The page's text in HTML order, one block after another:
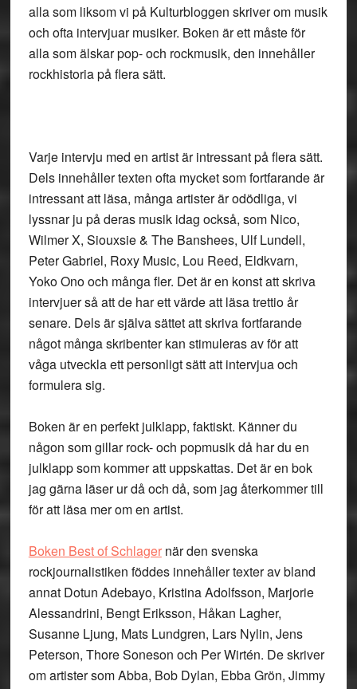
alla som liksom vi på Kulturbloggen skriver om musik
och ofta intervjuar musiker. Boken är ett måste för
alla som älskar pop- och rockmusik, den innehåller
rockhistoria på flera sätt.
Varje intervju med en artist är intressant på flera sätt.
Dels innehåller texten ofta mycket som fortfarande är
intressant att läsa, många artister är odödliga, vi
lyssnar ju på deras musik idag också, som Nico,
Wilmer X, Siouxsie & The Banshees, Ulf Lundell,
Peter Gabriel, Roxy Music, Lou Reed, Eldkvarn,
Yoko Ono och många fler. Det är en konst att skriva
intervjuer så att de har ett värde att läsa trettio år
senare. Dels är själva sättet att skriva fortfarande
något många skribenter kan stimuleras av för att
våga utveckla ett personligt sätt att intervjua och
formulera sig.
Boken är en perfekt julklapp, faktiskt. Känner du
någon som gillar rock- och popmusik då har du en
julklapp som kommer att uppskattas. Det är en bok
jag gärna läser ur då och då, som jag återkommer till
för att läsa mer om en artist.
Boken Best of Schlagernär den svenska
rockjournalistiken föddes innehåller texter av bland
annat Dotun Adebayo, Kristina Adolfsson, Marjorie
Alessandrini, Bengt Eriksson, Håkan Lagher,
Susanne Ljung, Mats Lundgren, Lars Nylin, Jens
Peterson, Thore Soneson och Per Wirtén. De skriver
om artister som Abba, Bob Dylan, Ebba Grön, Jimmy